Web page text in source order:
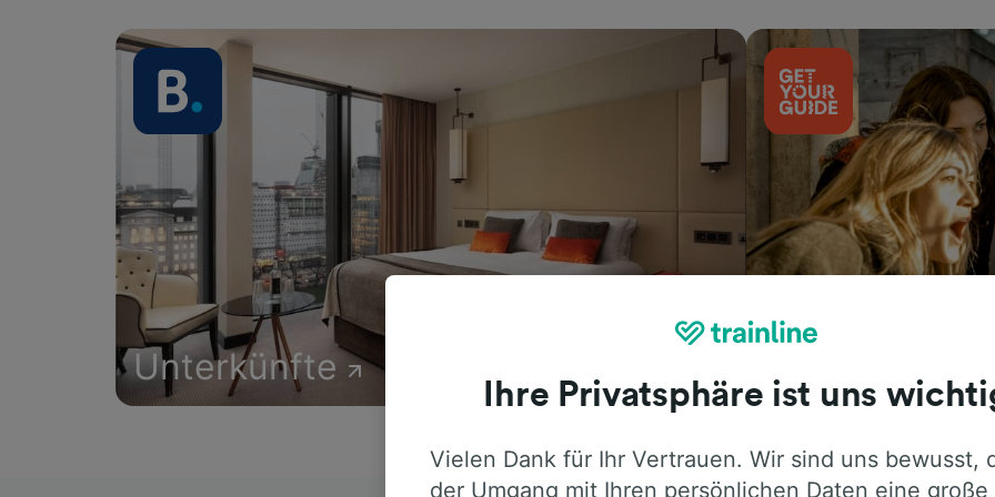
Unterkünfte
Ihre Privatsphäre ist uns
Vielen Dank für Ihr Vertrauen. Wir sind uns bewusst,
der Umgang mit Ihren persönlichen Daten eine große